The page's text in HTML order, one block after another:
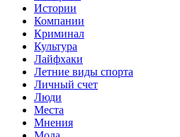
Истории
Компании
Криминал
Культура
Лайфхаки
Летние виды спорта
Личный счет
Люди
Места
Мнения